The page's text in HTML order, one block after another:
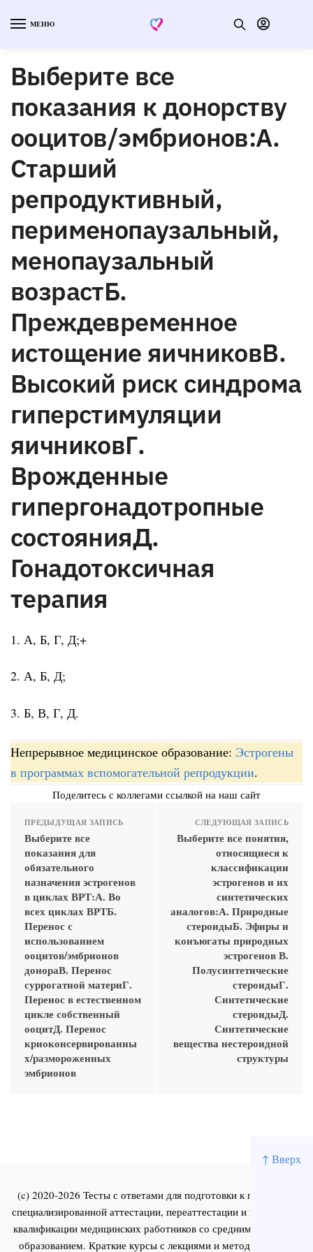
↑ Вверх
МЕНЮ
Выберите все
показания к донорству
ооцитов/эмбрионов:А.
Старший
репродуктивный,
перименопаузальный,
менопаузальный
возрастБ.
Преждевременное
истощение яичниковВ.
Высокий риск синдрома
гиперстимуляции
яичниковГ.
Врожденные
гипергонадотропные
состоянияД.
Гонадотоксичная
терапия
1. А, Б, Г, Д;+
2. А, Б, Д;
3. Б, В, Г, Д.
Непрерывное медицинское образование: Эстрогены
в программах вспомогательной репродукции.
Поделитесь с коллегами ссылкой на наш сайт
ПРЕДЫДУЩАЯ ЗАПИСЬ
Выберите все
показания для
обязательного
назначения эстрогенов
в циклах ВРТ:А. Во
всех циклах ВРТБ.
Перенос с
использованием
ооцитов/эмбрионов
донораВ. Перенос
суррогатной материГ.
Перенос в естественном
цикле собственный
ооцитД. Перенос
криоконсервированны
х/размороженных
эмбрионов
СЛЕДУЮЩАЯ ЗАПИСЬ
Выберите все понятия,
относящиеся к
классификации
эстрогенов и их
синтетических
аналогов:А. Природные
стероидыБ. Эфиры и
конъюгаты природных
эстрогенов В.
Полусинтетические
стероидыГ.
Синтетические
стероидыД.
Синтетические
вещества нестероидной
структуры
(c) 2020-2026 Тесты с ответами для подготовки к первичной
специализированной аттестации, переаттестации и повышения
квалификации медицинских работников со средним и высшим
образованием. Краткие курсы с лекциями и методическими